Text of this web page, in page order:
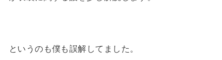
というのも僕も誤解してました。